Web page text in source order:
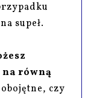
supeł.
równą
czy